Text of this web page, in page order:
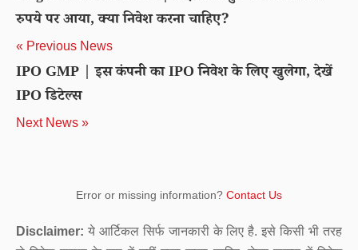
रुपये पर आया, क्या निवेश करना चाहिए?
« Previous News
IPO GMP | इस कंपनी का IPO निवेश के लिए खुलेगा, देखें
IPO डिटेल्स
Next News »
Error or missing information? Contact Us
Disclaimer: ये आर्टिकल सिर्फ जानकारी के लिए है. इसे किसी भी तरह